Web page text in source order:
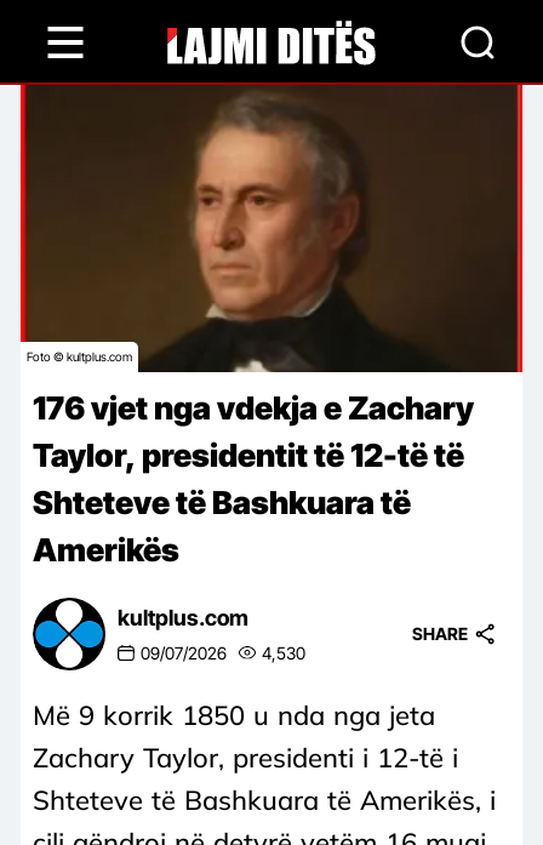
content
Foto © kultplus.com
176 vjet nga vdekja e Zachary
Taylor, presidentit të 12-të të
Shteteve të Bashkuara të
Amerikës
kultplus.com
09/07/2026 4,530
SHARE
Më 9 korrik 1850 u nda nga jeta
Zachary Taylor, presidenti i 12-të i
Shteteve të Bashkuara të Amerikës, i